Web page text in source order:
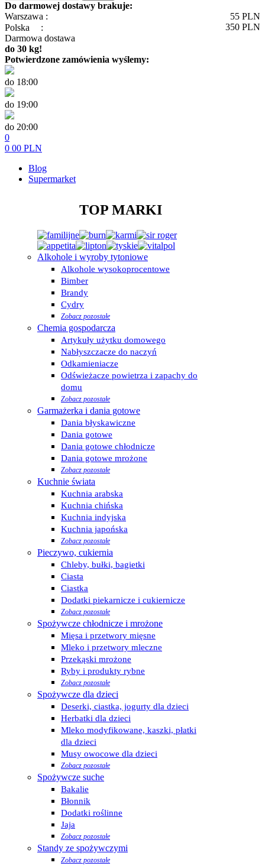
Do darmowej dostawy brakuje:
Warszawa :
55 PLN
Polska
: 350 PLN
Darmowa dostawa
do 30 kg!
Potwierdzone zamówienia wyślemy:
do 18:00
do 19:00
do 20:00
0
0 00 PLN
Blog
Supermarket
TOP MARKI
Alkohole i wyroby tytoniowe
Alkohole wysokoprocentowe
Bimber
Brandy
Cydry
Zobacz pozostałe
Chemia gospodarcza
Artykuły użytku domowego
Nabłyszczacze do naczyń
Odkamieniacze
Odświeżacze powietrza i zapachy do
domu
Zobacz pozostałe
Garmażerka i dania gotowe
Dania błyskawiczne
Dania gotowe
Dania gotowe chłodnicze
Dania gotowe mrożone
Zobacz pozostałe
Kuchnie świata
Kuchnia arabska
Kuchnia chińska
Kuchnia indyjska
Kuchnia japońska
Zobacz pozostałe
Pieczywo, cukiernia
Chleby, bułki, bagietki
Ciasta
Ciastka
Dodatki piekarnicze i cukiernicze
Zobacz pozostałe
Spożywcze chłodnicze i mrożone
Mięsa i przetwory mięsne
Mleko i przetwory mleczne
Przekąski mrożone
Ryby i produkty rybne
Zobacz pozostałe
Spożywcze dla dzieci
Deserki, ciastka, jogurty dla dzieci
Herbatki dla dzieci
Mleko modyfikowane, kaszki, płatki
dla dzieci
Musy owocowe dla dzieci
Zobacz pozostałe
Spożywcze suche
Bakalie
Błonnik
Dodatki roślinne
Jaja
Zobacz pozostałe
Standy ze spożywczymi
Zobacz pozostałe